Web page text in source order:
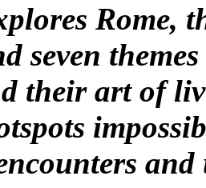
Rome,
seven
their art of
and